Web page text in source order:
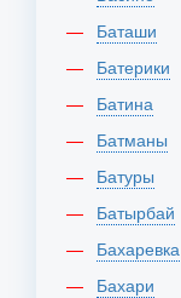
Баташи
Батерики
Батина
Батманы
Батуры
Батырбай
Бахаревка
Бахари